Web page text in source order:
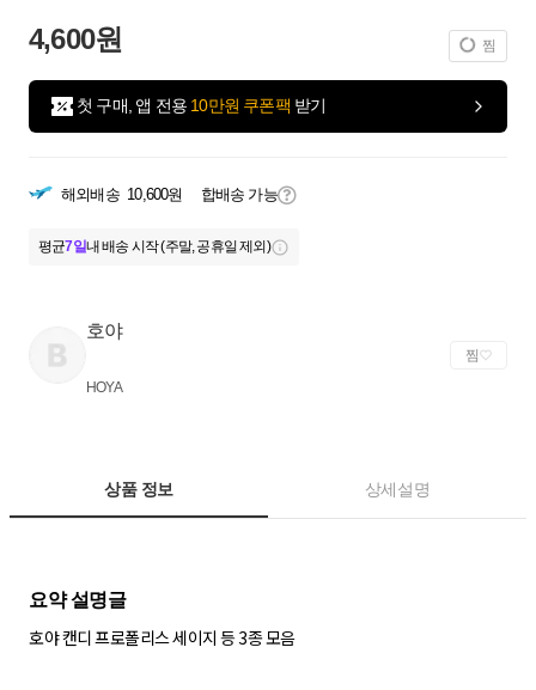
4,600원 찜
첫 구매, 앱 전용 10만원 쿠폰팩 받기
해외배송 10,600원 합배송 가능
평균7일내 배송 시작 (주말, 공휴일 제외)
호야
HOYA
찜
상품 정보 상세설명
요약 설명글
호야 캔디 프로폴리스 세이지 등 3종 모음